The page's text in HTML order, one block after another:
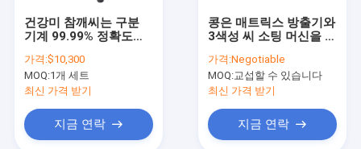
건강미 참깨씨는 구분
기계 99.99% 정확도를
가격:$10,300
MOQ:1개 세트
최신 가격 받기
지금 연락
콩은 매트릭스 방출기와
3색성 씨 소팅 머신을 낟
가격:Negotiable
MOQ:교섭할 수 있습니다
최신 가격 받기
지금 연락